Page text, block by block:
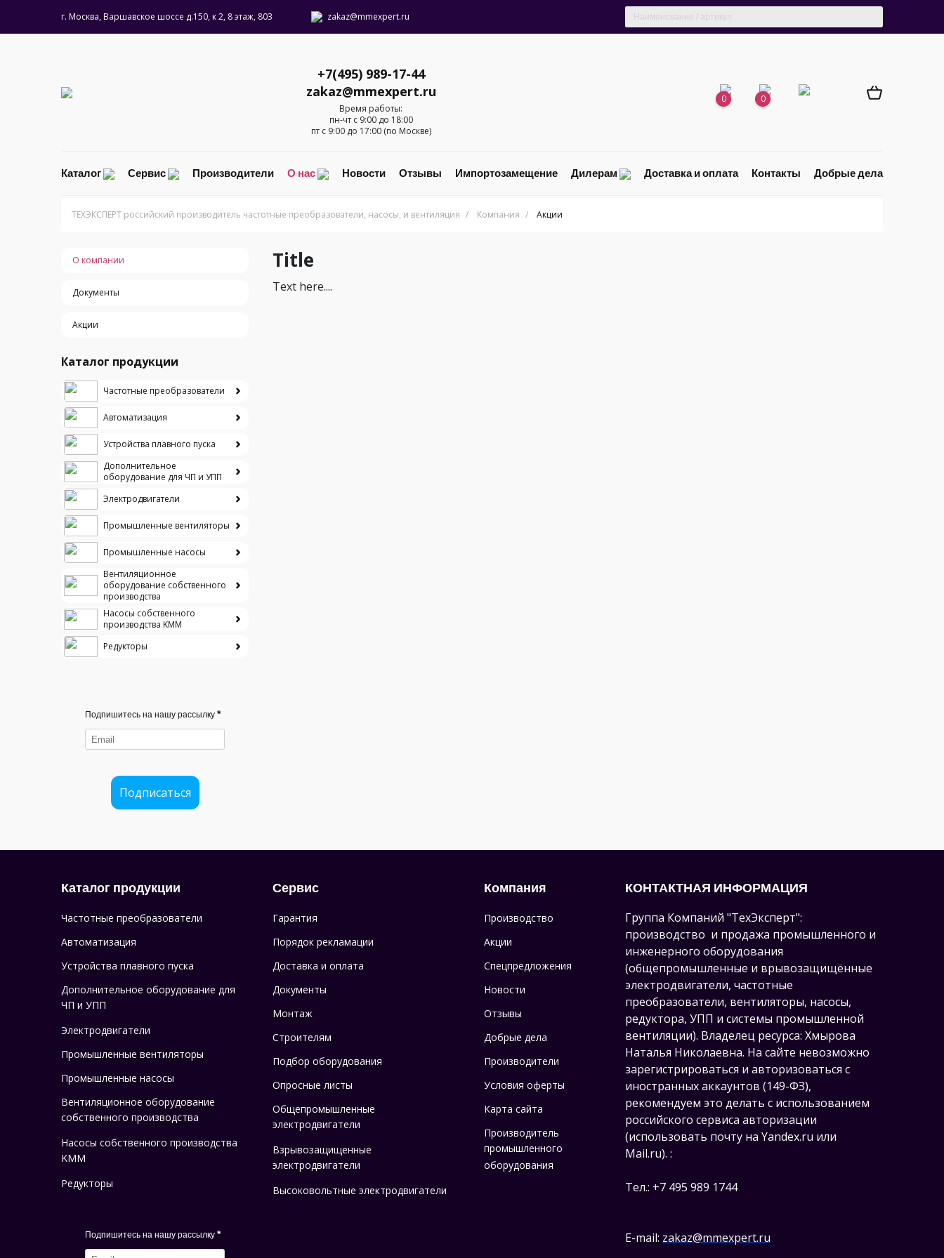
г. Москва, Варшавское шоссе д.150, к 2, 8 этаж, 803 zakaz@mmexpert.ru
+7(495) 989-17-44
zakaz@mmexpert.ru
Время работы:
пн-чт с 9:00 до 18:00
пт с 9:00 до 17:00 (по Москве)
0 0
Каталог Сервис Производители О нас Новости Отзывы Импортозамещение Дилерам Доставка и оплата Контакты Добрые дела
ТЕХЭКСПЕРТ российский производитель частотные преобразователи, насосы, и вентиляция / Компания / Акции
О компании
Документы
Акции
Каталог продукции
Частотные преобразователи
Автоматизация
Устройства плавного пуска
Дополнительное
оборудование для ЧП и УПП
Электродвигатели
Промышленные вентиляторы
Промышленные насосы
Вентиляционное
оборудование собственного
производства
Насосы собственного
производства KMM
Редукторы
Подпишитесь на нашу рассылку *
Подписаться
Title
Text here....
Каталог продукции
Частотные преобразователи
Автоматизация
Устройства плавного пуска
Дополнительное оборудование для
ЧП и УПП
Электродвигатели
Промышленные вентиляторы
Промышленные насосы
Вентиляционное оборудование
собственного производства
Насосы собственного производства
KMM
Редукторы
Подпишитесь на нашу рассылку *
Сервис
Гарантия
Порядок рекламации
Доставка и оплата
Документы
Монтаж
Строителям
Подбор оборудования
Опросные листы
Общепромышленные
электродвигатели
Взрывозащищенные
электродвигатели
Высоковольтные электродвигатели
Компания
Производство
Акции
Спецпредложения
Новости
Отзывы
Добрые дела
Производители
Условия оферты
Карта сайта
Производитель
промышленного
оборудования
КОНТАКТНАЯ ИНФОРМАЦИЯ
Группа Компаний "ТехЭксперт":
производство и продажа промышленного и
инженерного оборудования
(общепромышленные и врывозащищённые
электродвигатели, частотные
преобразователи, вентиляторы, насосы,
редуктора, УПП и системы промышленной
вентиляции). Владелец ресурса: Хмырова
Наталья Николаевна. На сайте невозможно
зарегистрироваться и авторизоваться с
иностранных аккаунтов (149-ФЗ),
рекомендуем это делать с использованием
российского сервиса авторизации
(использовать почту на Yandex.ru или
Mail.ru). :
Тел.: +7 495 989 1744
E-mail: zakaz@mmexpert.ru